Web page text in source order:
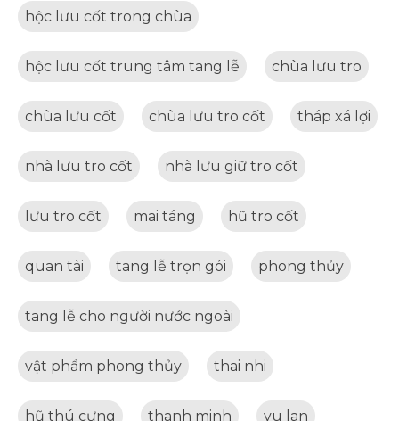
hộc lưu cốt trong chùa
hộc lưu cốt trung tâm tang lễ chùa lưu tro
chùa lưu cốt chùa lưu tro cốt tháp xá lợi
nhà lưu tro cốt nhà lưu giữ tro cốt
lưu tro cốt mai táng hũ tro cốt
quan tài tang lễ trọn gói phong thủy
tang lễ cho người nước ngoài
vật phẩm phong thủy thai nhi
hũ thú cưng thanh minh vu lan